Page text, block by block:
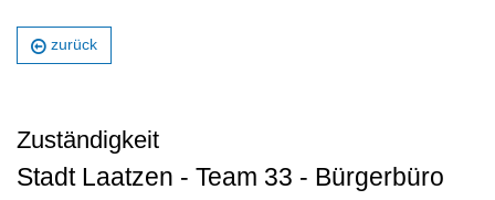
zurück
Zuständigkeit
Stadt Laatzen - Team 33 - Bürgerbüro